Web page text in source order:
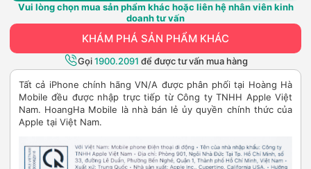
Vui lòng chọn mua sản phẩm khác hoặc liên hệ nhân viên kinh
doanh tư vấn
KHÁM PHÁ SẢN PHẨM KHÁC
Gọi1900.2091 để được tư vấn mua hàng
Tất cả iPhone chính hãng VN/A được phân phối tại Hoàng Hà
Mobile đều được nhập trực tiếp từ Công ty TNHH Apple Việt
Nam. HoangHa Mobile là nhà bán lẻ ủy quyền chính thức của
Apple tại Việt Nam.